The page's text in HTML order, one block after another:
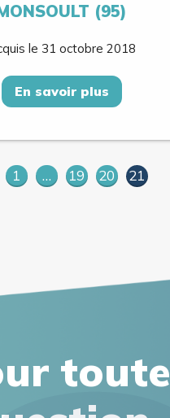
(95)
le 31 octobre 2018
En savoir plus
1 … 19 20 21
toute